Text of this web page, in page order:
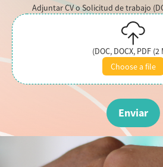
Adjuntar CV o Solicitud de trabajo
(DOC, DOCX, PDF (2
Choose a file